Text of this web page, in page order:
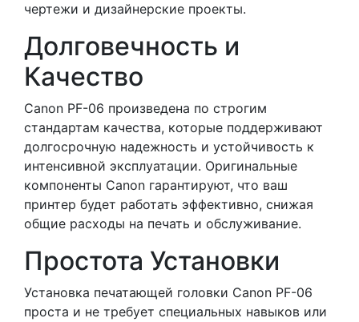
чертежи и дизайнерские проекты.
Долговечность и
Качество
Canon PF-06 произведена по строгим
стандартам качества, которые поддерживают
долгосрочную надежность и устойчивость к
интенсивной эксплуатации. Оригинальные
компоненты Canon гарантируют, что ваш
принтер будет работать эффективно, снижая
общие расходы на печать и обслуживание.
Простота Установки
Установка печатающей головки Canon PF-06
проста и не требует специальных навыков или